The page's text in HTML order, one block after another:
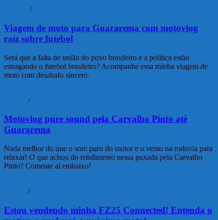
/
Viagem de moto para Guararema com motovlog
raiz sobre futebol
Será que a falta de união do povo brasileiro e a política estão
estragando o futebol brasileiro? Acompanhe essa minha viagem de
moto com desabafo sincero.
/
Motovlog pure sound pela Carvalho Pinto até
Guararema
Nada melhor do que o som puro do motor e o vento na rodovia para
relaxar! O que achou do rendimento nessa puxada pela Carvalho
Pinto? Comente aí embaixo!
/
Estou vendendo minha FZ25 Connected! Entenda o